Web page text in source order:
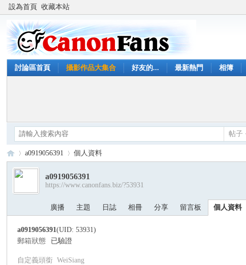
設為首頁 收藏本站
討論區首頁 攝影作品大集合 好友的... 最新熱門 相簿
帖子
Ca›
a0919056391 個人資料
a0919056391
https://www.canonfans.biz/?53931
廣播 主題 日誌 相冊 分享 留言板 個人資料
a0919056391(UID: 53931)
郵箱狀態
已驗證
自定義頭銜WeiSiang